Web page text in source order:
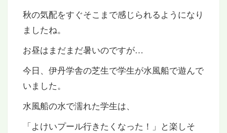
秋の気配をすぐそこまで感じられるようになり
ましたね。
お昼はまだまだ暑いのですが…
今日、伊丹学舎の芝生で学生が水風船で遊んで
いました。
水風船の水で濡れた学生は、
「よけいプール行きたくなった！」と楽しそ